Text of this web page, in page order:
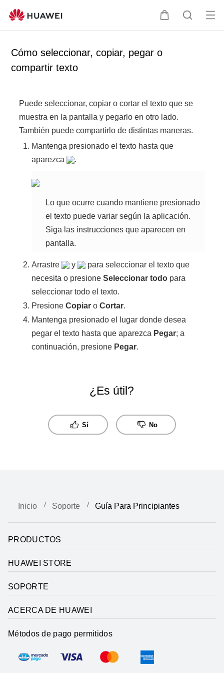
C
r
B
a
Ab
Cómo seleccionar, copiar, pegar o
compartir texto
Puede seleccionar, copiar o cortar el texto que se
muestra en la pantalla y pegarlo en otro lado.
También puede compartirlo de distintas maneras.
Mantenga presionado el texto hasta que
aparezca
.
Lo que ocurre cuando mantiene presionado
el texto puede variar según la aplicación.
Siga las instrucciones que aparecen en
pantalla.
Arrastre y
para seleccionar el texto que
necesita o presioneSeleccionar todo para
seleccionar todo el texto.
PresioneCopiar oCortar.
Mantenga presionado el lugar donde desea
pegar el texto hasta que aparezca Pegar; a
continuación, presione Pegar.
¿Es útil?
Sí No
Inicio Soporte Guía Para Principiantes
PRODUCTOS
HUAWEI STORE
SOPORTE
ACERCA DE HUAWEI
Métodos de pago permitidos